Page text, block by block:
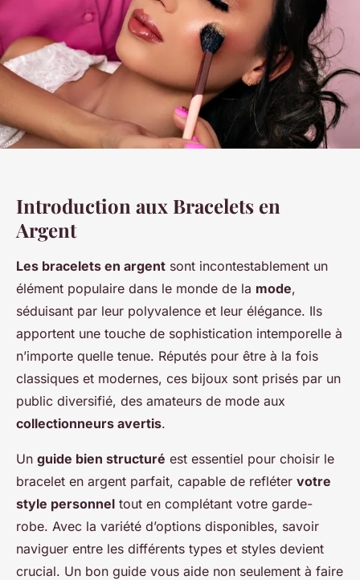
Introduction aux Bracelets en
Argent
Les bracelets en argent sont incontestablement un
élément populaire dans le monde de la mode,
séduisant par leur polyvalence et leur élégance. Ils
apportent une touche de sophistication intemporelle à
n’importe quelle tenue. Réputés pour être à la fois
classiques et modernes, ces bijoux sont prisés par un
public diversifié, des amateurs de mode aux
collectionneurs avertis.
Un guide bien structuré est essentiel pour choisir le
bracelet en argent parfait, capable de refléter votre
style personnel tout en complétant votre garde-
robe. Avec la variété d’options disponibles, savoir
naviguer entre les différents types et styles devient
crucial. Un bon guide vous aide non seulement à faire